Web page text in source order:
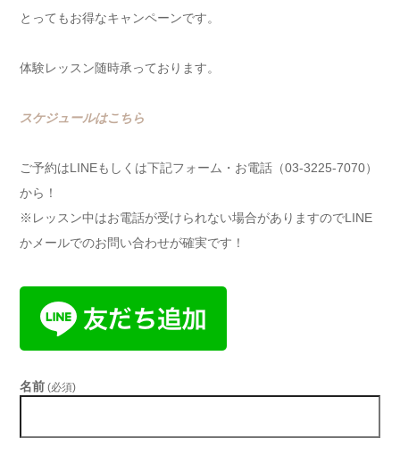
とってもお得なキャンペーンです。
体験レッスン随時承っております。
スケジュールはこちら
ご予約はLINEもしくは下記フォーム・お電話（03-3225-7070）
から！
※レッスン中はお電話が受けられない場合がありますのでLINE
かメールでのお問い合わせが確実です！
名前 (必須)